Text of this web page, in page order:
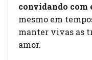
convidando com
mesmo em
manter vivas as
amor.